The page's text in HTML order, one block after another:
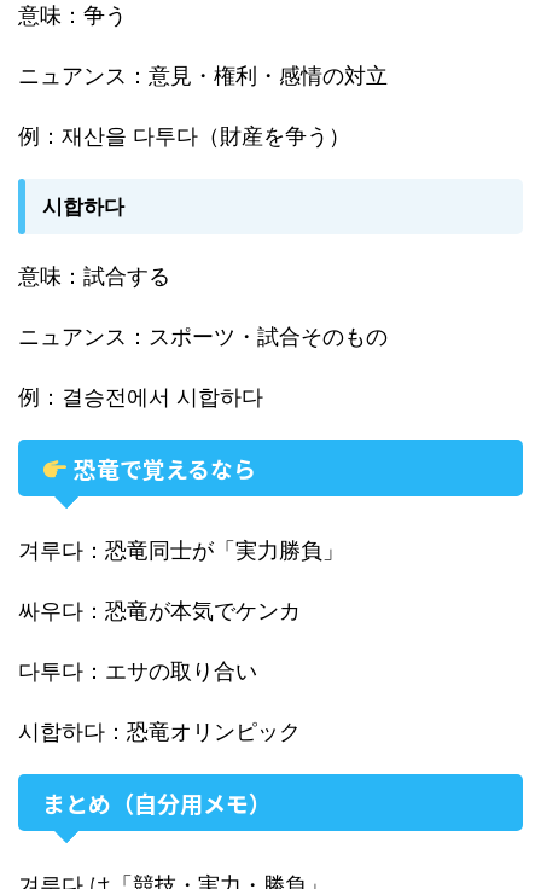
意味：争う
ニュアンス：意見・権利・感情の対立
例：재산을 다투다（財産を争う）
시합하다
意味：試合する
ニュアンス：スポーツ・試合そのもの
例：결승전에서 시합하다
恐竜で覚えるなら
겨루다：恐竜同士が「実力勝負」
싸우다：恐竜が本気でケンカ
다투다：エサの取り合い
시합하다：恐竜オリンピック
まとめ（自分用メモ）